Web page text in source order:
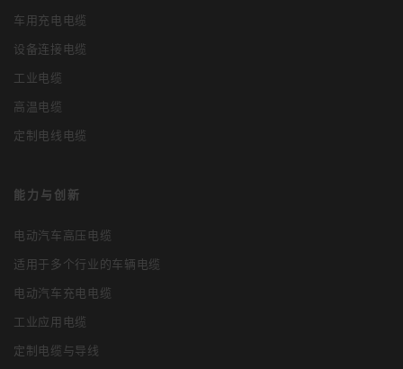
车用充电电缆
设备连接电缆
工业电缆
高温电缆
定制电线电缆
能力与创新
电动汽车高压电缆
适用于多个行业的车辆电缆
电动汽车充电电缆
工业应用电缆
定制电缆与导线